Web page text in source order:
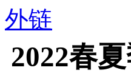
外链
2022春